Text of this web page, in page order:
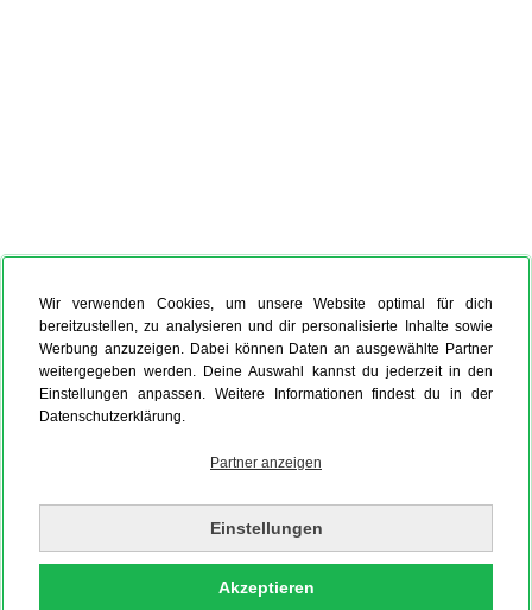
Wir verwenden Cookies, um unsere Website optimal für dich
bereitzustellen, zu analysieren und dir personalisierte Inhalte sowie
Werbung anzuzeigen. Dabei können Daten an ausgewählte Partner
weitergegeben werden. Deine Auswahl kannst du jederzeit in den
Einstellungen anpassen. Weitere Informationen findest du in der
Datenschutzerklärung.
Partner anzeigen
Einstellungen
Akzeptieren